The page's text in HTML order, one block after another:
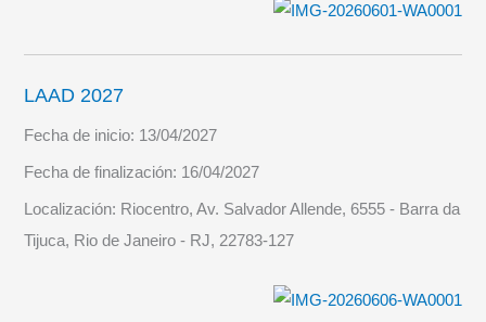
LAAD 2027
Fecha de inicio: 13/04/2027
Fecha de finalización: 16/04/2027
Localización: Riocentro, Av. Salvador Allende, 6555 - Barra da
Tijuca, Rio de Janeiro - RJ, 22783-127